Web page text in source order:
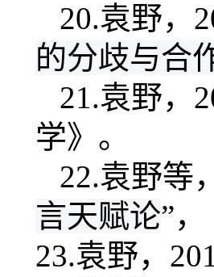
20.袁野，
的分歧与合
21.袁野，
学》。
22.袁野等，
言天赋论”
23.袁野，